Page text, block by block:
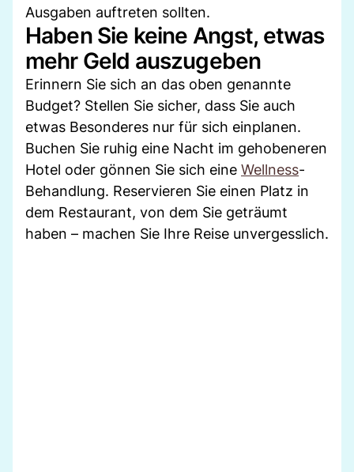
Ausgaben auftreten sollten.
Haben Sie keine Angst, etwas
mehr Geld auszugeben
Erinnern Sie sich an das oben genannte
Budget? Stellen Sie sicher, dass Sie auch
etwas Besonderes nur für sich einplanen.
Buchen Sie ruhig eine Nacht im gehobeneren
Hotel oder gönnen Sie sich eine Wellness-
Behandlung. Reservieren Sie einen Platz in
dem Restaurant, von dem Sie geträumt
haben – machen Sie Ihre Reise unvergesslich.